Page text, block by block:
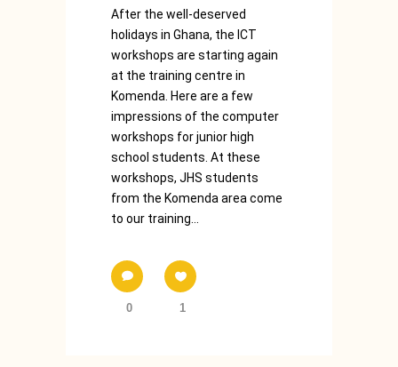
After the well-deserved
holidays in Ghana, the ICT
workshops are starting again
at the training centre in
Komenda. Here are a few
impressions of the computer
workshops for junior high
school students. At these
workshops, JHS students
from the Komenda area come
to our training...
0 1